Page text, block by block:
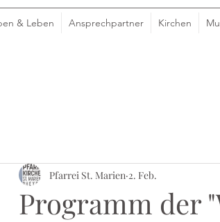
& Leben Ansprechpartner Kirchen
Programm der
Pfarrei St. Marien 2. Feb.